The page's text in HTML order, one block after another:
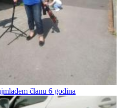
članu 6 godina